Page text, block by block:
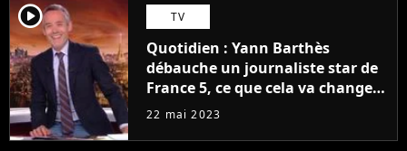
player2 TV
Quotidien : Yann Barthès
débauche un journaliste star de
France 5, ce que cela va changer
à la rentrée
22 mai 2023